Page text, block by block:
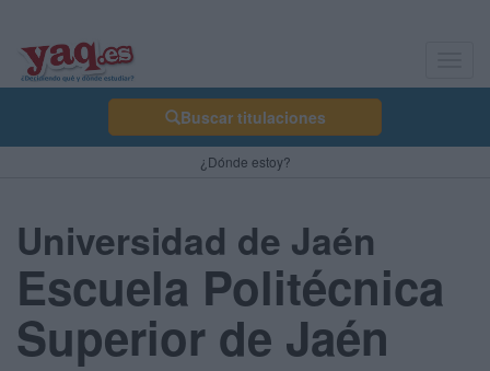
Buscar titulaciones
¿Dónde estoy?
Universidad de Jaén
Escuela Politécnica
Superior de Jaén